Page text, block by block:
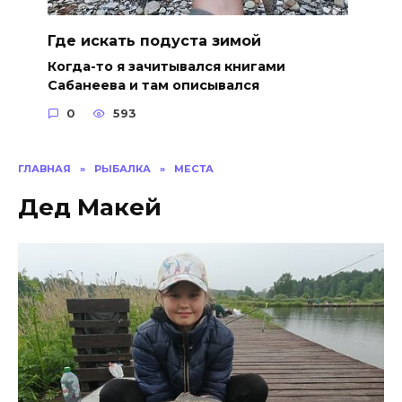
ГЛАВНАЯ » РЫБАЛКА » МЕСТА
Дед Макей
Где искать подуста зимой
Когда-то я зачитывался книгами
Сабанеева и там описывался
0 593